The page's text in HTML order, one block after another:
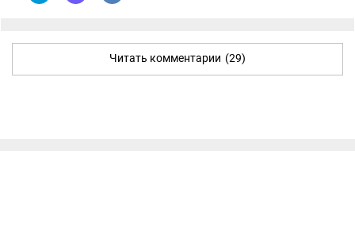
Читать комментарии (29)